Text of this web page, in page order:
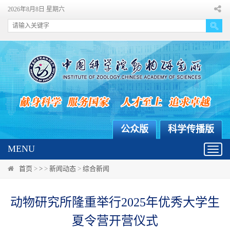
2026年8月8日 星期六
科学传播版
公众版
MENU
首页 > > > 新闻动态 > 综合新闻
动物研究所隆重举行2025年优秀大学生
夏令营开营仪式